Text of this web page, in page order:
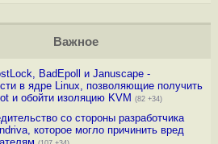
Важное
BadEpoll и Januscape -
в ядре Linux, позволяющие получить
и обойти изоляцию KVM (82 +34)
со стороны разработчика
которое могло причинить вред